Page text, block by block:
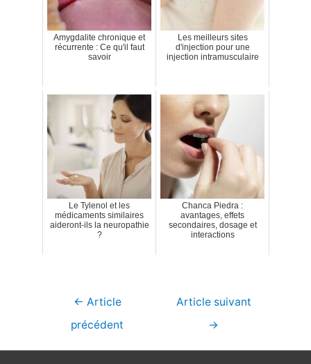
Amygdalite chronique et
récurrente : Ce qu'il faut
savoir
Les meilleurs sites
d'injection pour une
injection intramusculaire
Le Tylenol et les
médicaments similaires
aideront-ils la neuropathie
?
Chanca Piedra :
avantages, effets
secondaires, dosage et
interactions
Navigation
← Article
précédent
Article suivant
→